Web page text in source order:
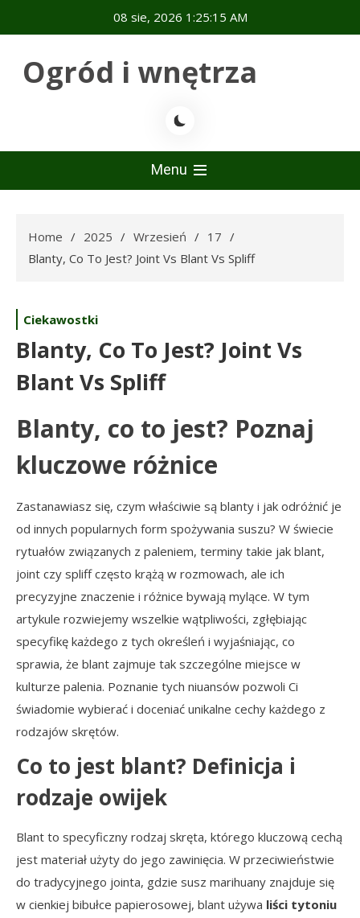
to
08 sie, 2026 1:25:16 AM
Ogród i wnętrza
Menu
Home 2025 Wrzesień
17
Blanty, Co To Jest? Joint Vs Blant Vs Spliff
Ciekawostki
Blanty, Co To Jest? Joint Vs
Blant Vs Spliff
Blanty, co to jest? Poznaj
kluczowe różnice
Zastanawiasz się, czym właściwie są blanty i jak odróżnić je
od innych popularnych form spożywania suszu? W świecie
rytuałów związanych z paleniem, terminy takie jak blant,
joint czy spliff często krążą w rozmowach, ale ich
precyzyjne znaczenie i różnice bywają mylące. W tym
artykule rozwiejemy wszelkie wątpliwości, zgłębiając
specyfikę każdego z tych określeń i wyjaśniając, co
sprawia, że blant zajmuje tak szczególne miejsce w
kulturze palenia. Poznanie tych niuansów pozwoli Ci
świadomie wybierać i doceniać unikalne cechy każdego z
rodzajów skrętów.
Co to jest blant? Definicja i
rodzaje owijek
Blant to specyficzny rodzaj skręta, którego kluczową cechą
jest materiał użyty do jego zawinięcia. W przeciwieństwie
do tradycyjnego jointa, gdzie susz marihuany znajduje się
w cienkiej bibułce papierosowej, blant używa liści tytoniu